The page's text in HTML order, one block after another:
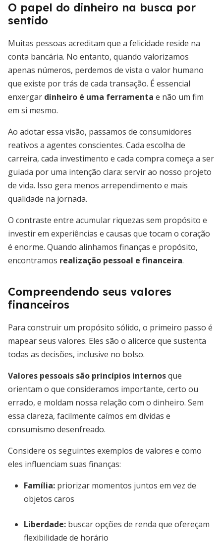
O papel do dinheiro na busca por
sentido
Muitas pessoas acreditam que a felicidade reside na
conta bancária. No entanto, quando valorizamos
apenas números, perdemos de vista o valor humano
que existe por trás de cada transação. É essencial
enxergar dinheiro é uma ferramenta e não um fim
em si mesmo.
Ao adotar essa visão, passamos de consumidores
reativos a agentes conscientes. Cada escolha de
carreira, cada investimento e cada compra começa a ser
guiada por uma intenção clara: servir ao nosso projeto
de vida. Isso gera menos arrependimento e mais
qualidade na jornada.
O contraste entre acumular riquezas sem propósito e
investir em experiências e causas que tocam o coração
é enorme. Quando alinhamos finanças e propósito,
encontramos realização pessoal e financeira.
Compreendendo seus valores
financeiros
Para construir um propósito sólido, o primeiro passo é
mapear seus valores. Eles são o alicerce que sustenta
todas as decisões, inclusive no bolso.
Valores pessoais são princípios internosque
orientam o que consideramos importante, certo ou
errado, e moldam nossa relação com o dinheiro. Sem
essa clareza, facilmente caímos em dívidas e
consumismo desenfreado.
Considere os seguintes exemplos de valores e como
eles influenciam suas finanças:
Família: priorizar momentos juntos em vez de
objetos caros
Liberdade: buscar opções de renda que ofereçam
flexibilidade de horário